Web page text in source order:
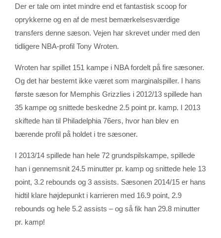
Der er tale om intet mindre end et fantastisk scoop for
oprykkerne og en af de mest bemærkelsesværdige
transfers denne sæson. Vejen har skrevet under med den
tidligere NBA-profil Tony Wroten.
Wroten har spillet 151 kampe i NBA fordelt på fire sæsoner.
Og det har bestemt ikke været som marginalspiller. I hans
første sæson for Memphis Grizzlies i 2012/13 spillede han
35 kampe og snittede beskedne 2.5 point pr. kamp. I 2013
skiftede han til Philadelphia 76ers, hvor han blev en
bærende profil på holdet i tre sæsoner.
I 2013/14 spillede han hele 72 grundspilskampe, spillede
han i gennemsnit 24.5 minutter pr. kamp og snittede hele 13
point, 3.2 rebounds og 3 assists. Sæsonen 2014/15 er hans
hidtil klare højdepunkt i karrieren med 16.9 point, 2.9
rebounds og hele 5.2 assists – og så fik han 29.8 minutter
pr. kamp!